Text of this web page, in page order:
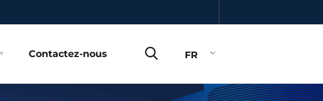
Contactez-nous FR